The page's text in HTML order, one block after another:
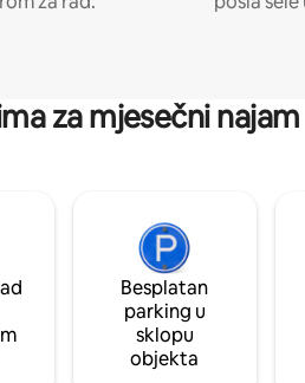
za mjesečni najam
Besplatan
parking u
sklopu
objekta